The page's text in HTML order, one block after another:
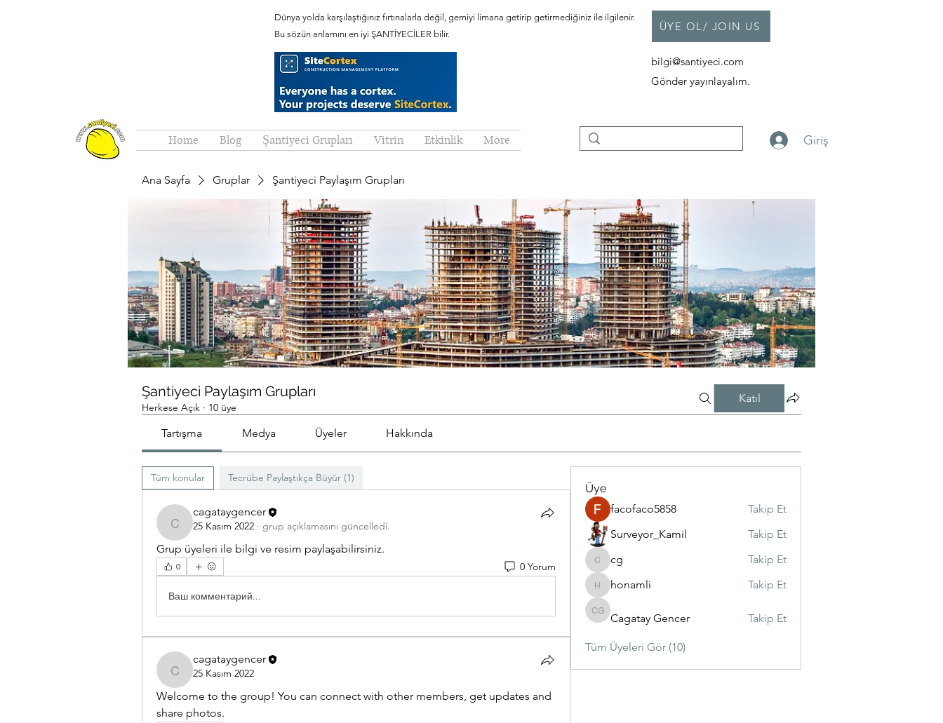
Dünya yolda karşılaştığınız fırtınalarla değil, gemiyi limana getirip getirmediğiniz ile ilgilenir.
Bu sözün anlamını en iyi ŞANTİYECİLER bilir.
ÜYE OL/ JOIN US
bilgi@santiyeci.com
Gönder yayınlayalım.
Home Blog Şantiyeci Grupları Vitrin Etkinlik More Giriş
Ana Sayfa Gruplar Şantiyeci Paylaşım Grupları
Şantiyeci Paylaşım Grupları
Herkese Açık · 10 üye
Katıl
Tartışma Medya Üyeler Hakkında
Tüm konular Tecrübe Paylaştıkça Büyür (1)
cagataygencer
cagataygencer
25 Kasım 2022 · grup açıklamasını güncelledi.
Grup üyeleri ile bilgi ve resim paylaşabilirsiniz.
0 0 Yorum
Ваш комментарий...
cagataygencer
cagataygencer
25 Kasım 2022
Welcome to the group! You can connect with other members, get updates and
share photos.
Üye
facofaco5858
Takip Et
Surveyor_Kamil
Takip Et
cg
cg Takip Et
honamli
honamli Takip Et
Cagatay Gencer
Cagatay Gencer Takip Et
Tüm Üyeleri Gör (10)